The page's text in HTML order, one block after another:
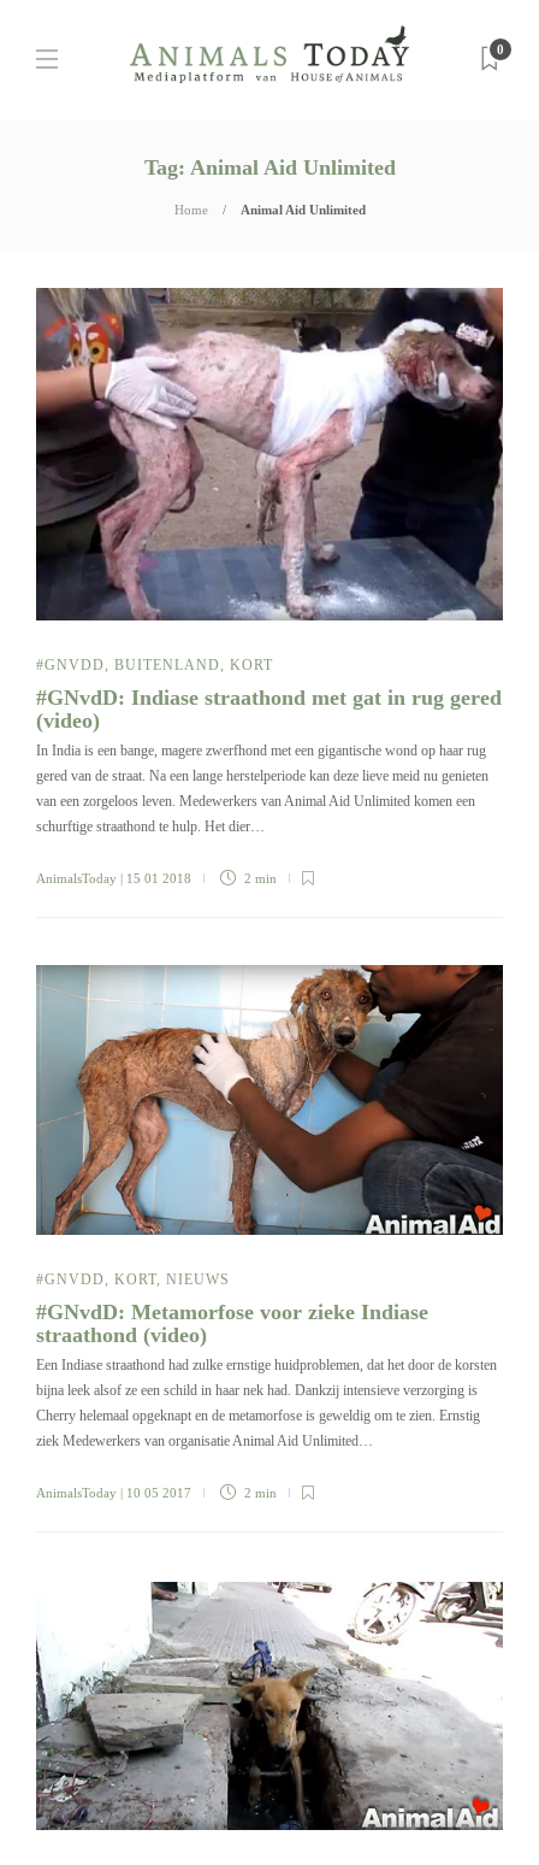
0
Tag: Animal Aid Unlimited
Home Animal Aid Unlimited
#GNVDD BUITENLAND KORT
#GNvdD: Indiase straathond met gat in rug gered
(video)
In India is een bange, magere zwerfhond met een gigantische wond op haar rug
gered van de straat. Na een lange herstelperiode kan deze lieve meid nu genieten
van een zorgeloos leven. Medewerkers van Animal Aid Unlimited komen een
schurftige straathond te hulp. Het dier…
AnimalsToday | 15 01 2018 2 min
#GNVDD, KORT, NIEUWS
#GNvdD: Metamorfose voor zieke Indiase
straathond (video)
Een Indiase straathond had zulke ernstige huidproblemen, dat het door de korsten
bijna leek alsof ze een schild in haar nek had. Dankzij intensieve verzorging is
Cherry helemaal opgeknapt en de metamorfose is geweldig om te zien. Ernstig
ziek Medewerkers van organisatie Animal Aid Unlimited…
AnimalsToday | 10 05 2017 2 min